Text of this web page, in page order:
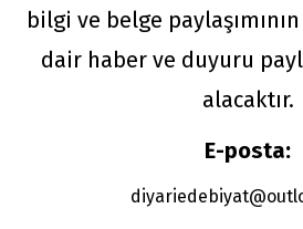
bilgi ve belge
dair haber ve duyuru
alacaktır.
E-posta: